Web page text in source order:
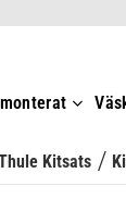
Kitsats